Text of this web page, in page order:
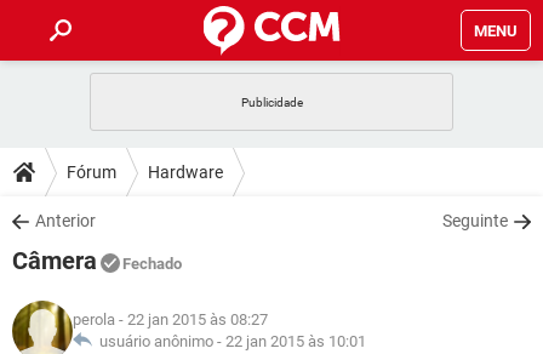
MENU
CELULAR
OUTLOOK
INSTAGRAM
GUIA DE COMPRAS
DICAS
JOGOS
INSTAGRAM
DOWNLOADS
JOGOS
CELULAR
OUTLOOK EXCEL
JOGOS
GLOSSÁRIO
Fórum Hardware
Anterior Seguinte
Câmera Fechado
perola - 22 jan 2015 às 08:27
usuário anônimo - 22 jan 2015 às 10:01